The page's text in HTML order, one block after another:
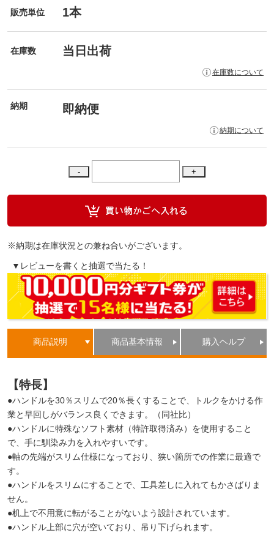
販売単位 1本
在庫数 当日出荷
在庫数について
納期 即納便
納期について
※納期は在庫状況との兼ね合いがございます。
▼レビューを書くと抽選で当たる！
商品説明 商品基本情報 購入ヘルプ
【特長】
●ハンドルを30％スリムで20％長くすることで、トルクをかける作
業と早回しがバランス良くできます。（同社比）
●ハンドルに特殊なソフト素材（特許取得済み）を使用すること
で、手に馴染み力を入れやすいです。
●軸の先端がスリム仕様になっており、狭い箇所での作業に最適で
す。
●ハンドルをスリムにすることで、工具差しに入れてもかさばりま
せん。
●机上で不用意に転がることがないよう設計されています。
●ハンドル上部に穴が空いており、吊り下げられます。